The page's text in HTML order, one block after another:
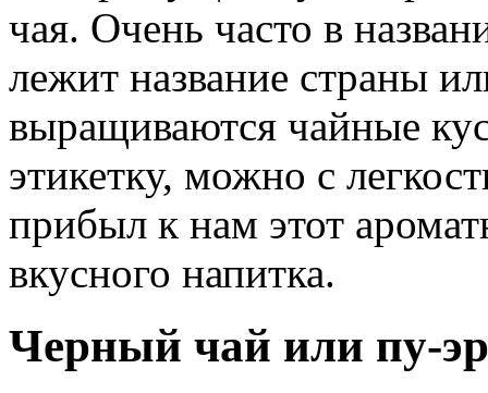
чая. Очень часто в
лежит название страны
выращиваются чайные
этикетку, можно с
прибыл к нам этот
вкусного напитка.
Черный чай или пу-эр